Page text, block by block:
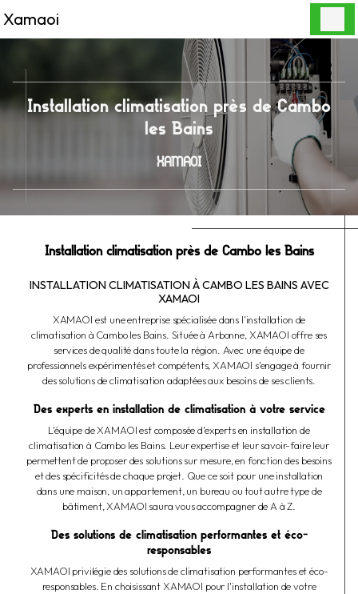
Xamaoi
Installation climatisation près de Cambo
les Bains
XAMAOI
Installation climatisation près de Cambo les Bains
INSTALLATION CLIMATISATION À CAMBO LES BAINS AVEC
XAMAOI
XAMAOI est une entreprise spécialisée dans l'installation de
climatisation à Cambo les Bains. Située à Arbonne, XAMAOI offre ses
services de qualité dans toute la région. Avec une équipe de
professionnels expérimentés et compétents, XAMAOI s'engage à fournir
des solutions de climatisation adaptées aux besoins de ses clients.
Des experts en installation de climatisation à votre service
L'équipe de XAMAOI est composée d'experts en installation de
climatisation à Cambo les Bains. Leur expertise et leur savoir-faire leur
permettent de proposer des solutions sur mesure, en fonction des besoins
et des spécificités de chaque projet. Que ce soit pour une installation
dans une maison, un appartement, un bureau ou tout autre type de
bâtiment, XAMAOI saura vous accompagner de A à Z.
Des solutions de climatisation performantes et éco-
responsables
XAMAOI privilégie des solutions de climatisation performantes et éco-
responsables. En choisissant XAMAOI pour l'installation de votre